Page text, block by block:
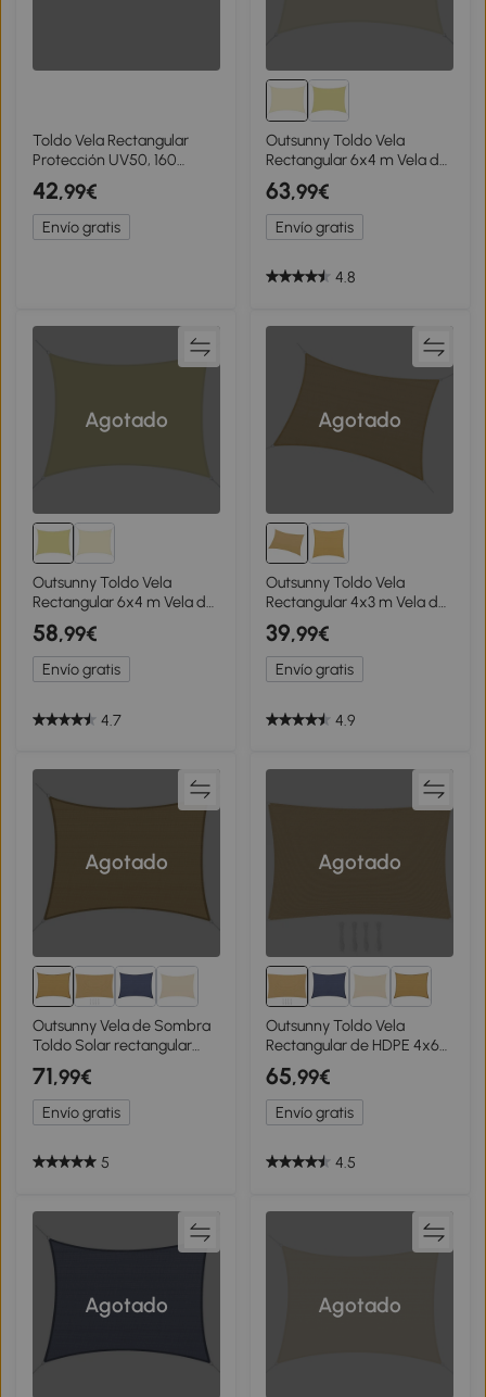
Toldo Vela Rectangular
Protección UV50, 160
Gr/m2, 300x400 Cm,
Crema
42,99€
Envío gratis
Outsunny Toldo Vela
Rectangular 6x4 m Vela de
Sombra para Jardín Patio
Terraza Poliéster Anti UV
Color Beige
63,99€
Envío gratis
4.8
Agotado
Outsunny Toldo Vela
Rectangular 6x4 m Vela de
Sombra para Jardín Patio
Terraza Poliéster Anti UV
Color Arena
58,99€
Envío gratis
4.7
Agotado
Outsunny Toldo Vela
Rectangular 4x3 m Vela de
Sombra para Jardín Patio
Terraza HDPE Anti UV y
Transpirable Color Arena
39,99€
Envío gratis
4.9
Agotado
Outsunny Vela de Sombra
Toldo Solar rectangular
6x4 m HDPE Amarillo
71,99€
Envío gratis
5
Agotado
Outsunny Toldo Vela
Rectangular de HDPE 4x6
m con Anti-UV Anillas de
Acero Inoxidable y Cuerdas
de Nylon para Jardín Patio
Arena
65,99€
Envío gratis
4.5
Agotado Agotado